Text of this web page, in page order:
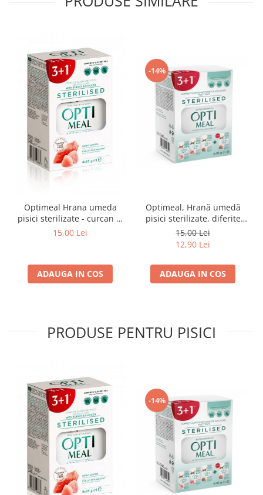
Optimeal Hrana umeda
pisici sterilizate - curcan si
pui in sos, set 3+1,
15,00 Lei
ADAUGA IN COS
-14%
Optimeal, Hrană umedă
pisici sterilizate, diferite
arome, (3+1), 0.34kg
15,00 Lei
12,90 Lei
ADAUGA IN COS
PRODUSE PENTRU PISICI
-14%